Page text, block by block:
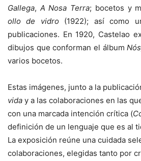
Gallega, A Nosa Terra; bocetos y
ollo de vidro (1922); así como
publicaciones. En 1920, Castelao
dibujos que conforman el álbum
varios bocetos.
Estas imágenes, junto a la
vida y a las colaboraciones en las
con una marcada intención crítica (
definición de un lenguaje que es al
La exposición reúne una cuidada
colaboraciones, elegidas tanto por